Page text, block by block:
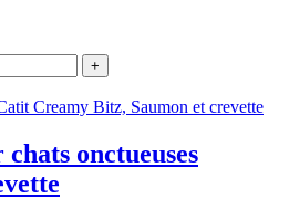
+
onctueuses